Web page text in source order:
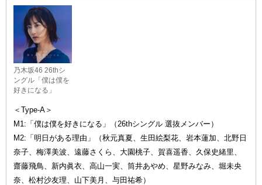
乃木坂46 26thシ
ングル「僕は僕を
好きになる」
＜Type-A＞
M1:「僕は僕を好きになる」（26thシングル 選抜メンバー）
M2:「明日がある理由」（秋元真夏、生田絵梨花、岩本蓮加、北野日
奈子、梅澤美波、遠藤さくら、大園桃子、賀喜遥香、久保史緒里、
齋藤飛鳥、新内眞衣、高山一実、筒井あやめ、星野みなみ、堀未央
奈、松村沙友理、山下美月、与田祐希）